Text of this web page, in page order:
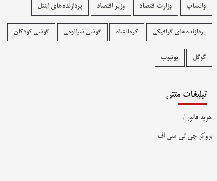
واتساپ وزارت اقتصاد وزیر اقتصاد پردازنده های اینتل
پردازنده های گرافیکی کرمانشاه گوشی شیائومی گوشی کودکان
گوگل یوتیوب
تبلیغات متنی
خرید فالور /
بروکر جی تی سی اف